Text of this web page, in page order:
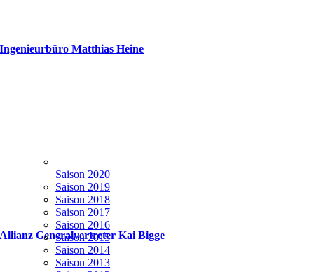
Saison 2020
Saison 2019
Saison 2018
Saison 2017
Saison 2016
Saison 2015
Saison 2014
Saison 2013
Ingenieurbüro Matthias Heine
Allianz Generalvertreter Kai Bigge